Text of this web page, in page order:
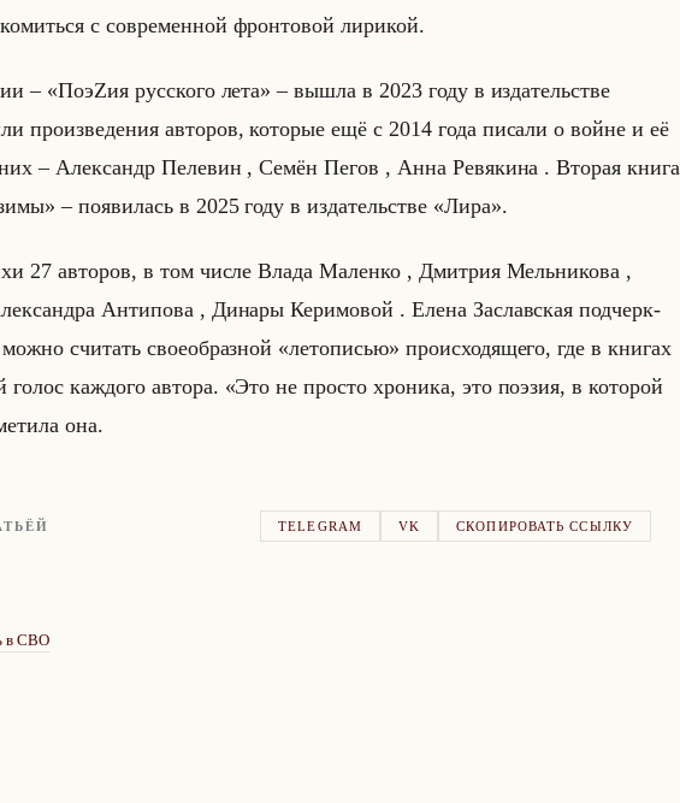
с со­вре­мен­ной фрон­то­вой ли­ри­кой.
– «ПоэZия русского лета» – вышла в 2023 году в из­да­тельстве
про­из­ве­де­ния ав­то­ров, ко­то­рые ещё с 2014 года пи­са­ли о войне и её
– Алек­сандр Пе­ле­вин , Семён Пегов , Анна Ре­вя­ки­на . Вто­рая книга
– по­яви­лась в 2025 году в из­да­тельстве «Лира».
27 ав­то­ров, в том числе Влада Ма­лен­ко , Дмит­рия Мельни­ко­ва ,
Ан­ти­по­ва , Ди­на­ры Ке­ри­мо­вой . Елена За­слав­ская под­черк­
счи­тать свое­об­раз­ной «летописью» про­ис­хо­дя­ще­го, где в кни­гах
каж­до­го ав­то­ра. «Это не просто хроника, это поэзия, в которой
она.
TELEGRAM VK СКОПИРОВАТЬ ССЫЛКУ
в СВО